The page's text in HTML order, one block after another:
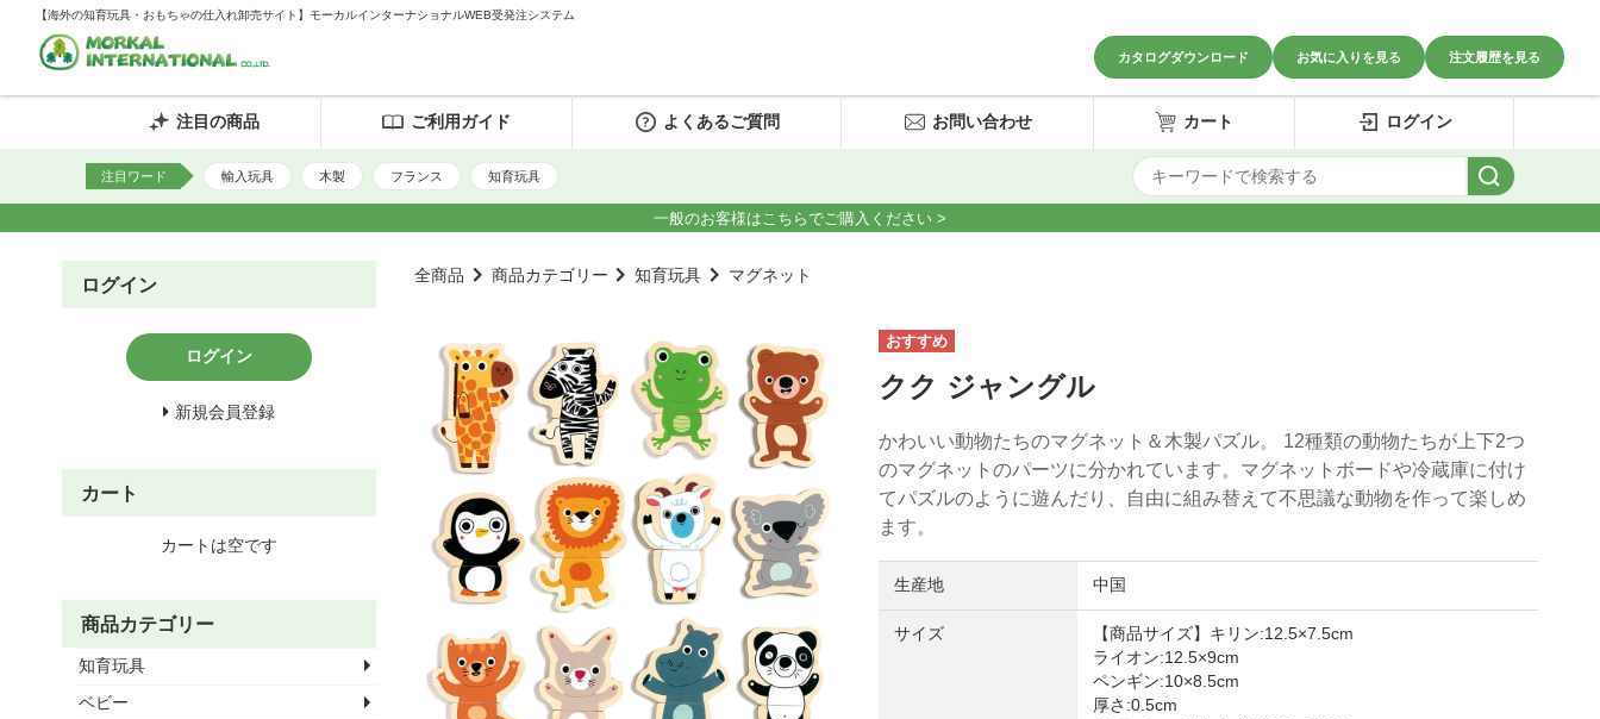
【海外の知育玩具・おもちゃの仕入れ卸売サイト】モーカルインターナショナルWEB受発注システム
カタログダウンロード お気に入りを見る 注文履歴を見る
注目の商品 ご利用ガイド よくあるご質問 お問い合わせ カート ログイン
注目ワード 輸入玩具 木製 フランス 知育玩具
一般のお客様はこちらでご購入ください >
全商品 商品カテゴリー 知育玩具 マグネット
クク ジャングル
かわいい動物たちのマグネット＆木製パズル。 12種類の動物たちが上下2つ
のマグネットのパーツに分かれています。マグネットボードや冷蔵庫に付け
てパズルのように遊んだり、自由に組み替えて不思議な動物を作って楽しめ
ます。
生産地 中国
サイズ
【商品サイズ】キリン:12.5×7.5cm
ライオン:12.5×9cm
ペンギン:10×8.5cm
厚さ:0.5cm
ログイン
ログイン
新規会員登録
カート
カートは空です
商品カテゴリー
知育玩具
ベビー